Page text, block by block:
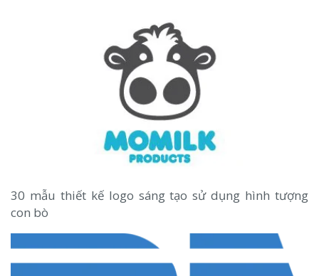
30 mẫu thiết kế logo sáng tạo sử dụng hình tượng
con bò